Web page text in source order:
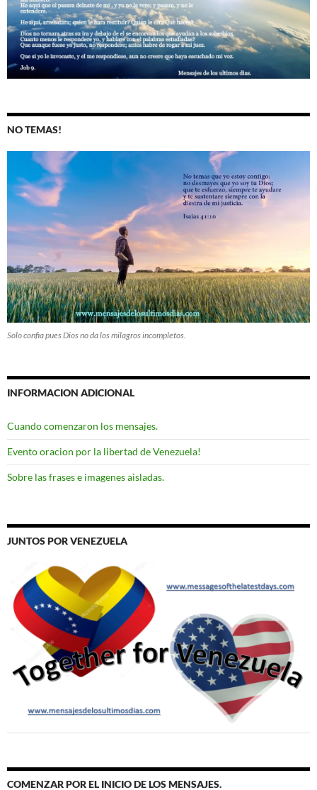
NO TEMAS!
Solo confia pues Dios no da los milagros incompletos.
INFORMACION ADICIONAL
Cuando comenzaron los mensajes.
Evento oracion por la libertad de Venezuela!
Sobre las frases e imagenes aisladas.
JUNTOS POR VENEZUELA
COMENZAR POR EL INICIO DE LOS MENSAJES.